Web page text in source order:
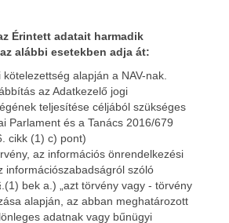
Érintett adatait harmadik
alábbi esetekben adja át:
kötelezettség alapján a NAV-nak.
az Adatkezelő jogi
teljesítése céljából szükséges
Parlament és a Tanács 2016/679
cikk (1) c) pont)
az információs önrendelkezési
információszabadságról szóló
bek a.) „azt törvény vagy - törvény
alapján, az abban meghatározott
adatnak vagy bűnügyi